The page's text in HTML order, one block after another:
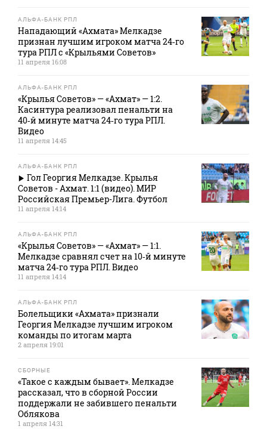
АЛЬФА-БАНК РПЛ
Нападающий «Ахмата» Мелкадзе
признан лучшим игроком матча 24‑го
тура РПЛ с «Крыльями Советов»
11 апреля 16:08
АЛЬФА-БАНК РПЛ
«Крылья Советов» — «Ахмат» — 1:2.
Касинтура реализовал пенальти на
40‑й минуте матча 24‑го тура РПЛ.
Видео
11 апреля 14:45
АЛЬФА-БАНК РПЛ
Гол Георгия Мелкадзе. Крылья
Советов - Ахмат. 1:1 (видео). МИР
Российская Премьер-Лига. Футбол
11 апреля 14:14
АЛЬФА-БАНК РПЛ
«Крылья Советов» — «Ахмат» — 1:1.
Мелкадзе сравнял счет на 10‑й минуте
матча 24‑го тура РПЛ. Видео
11 апреля 14:14
АЛЬФА-БАНК РПЛ
Болельщики «Ахмата» признали
Георгия Мелкадзе лучшим игроком
команды по итогам марта
2 апреля 19:01
СБОРНЫЕ
«Такое с каждым бывает». Мелкадзе
рассказал, что в сборной России
поддержали не забившего пенальти
Облякова
1 апреля 14:31